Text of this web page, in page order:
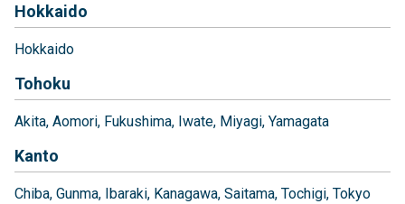
Hokkaido
Hokkaido
Tohoku
Akita Aomori Fukushima Iwate Miyagi Yamagata
Kanto
Chiba Gunma Ibaraki Kanagawa Saitama Tochigi Tokyo